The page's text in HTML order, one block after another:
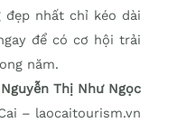
đẹp nhất chỉ kéo dài
để có cơ hội trải
năm.
Nguyễn Thị Như Ngọc
– laocaitourism.vn